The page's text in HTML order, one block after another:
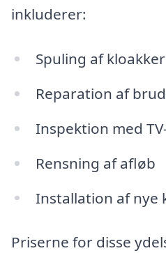
inkluderer:
Spuling af kloakker
Reparation af
Inspektion med
Rensning af afløb
Installation af nye
Priserne for disse